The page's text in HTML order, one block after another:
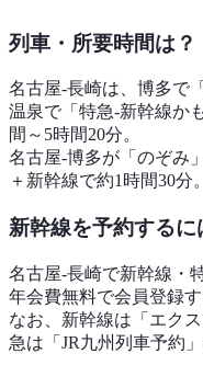
列車・所要時間は？
名古屋-長崎は、博多で
温泉で「特急‐新幹線か
間～5時間20分。
名古屋-博多が「のぞみ
＋新幹線で約1時間30分。
新幹線を予約するに
名古屋-長崎で新幹線・
年会費無料で会員登録
なお、新幹線は「エク
急は「JR九州列車予約